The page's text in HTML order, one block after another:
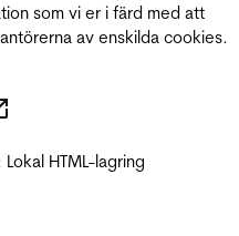
som vi er i färd med att
av enskilda cookies.
Lokal HTML-lagring